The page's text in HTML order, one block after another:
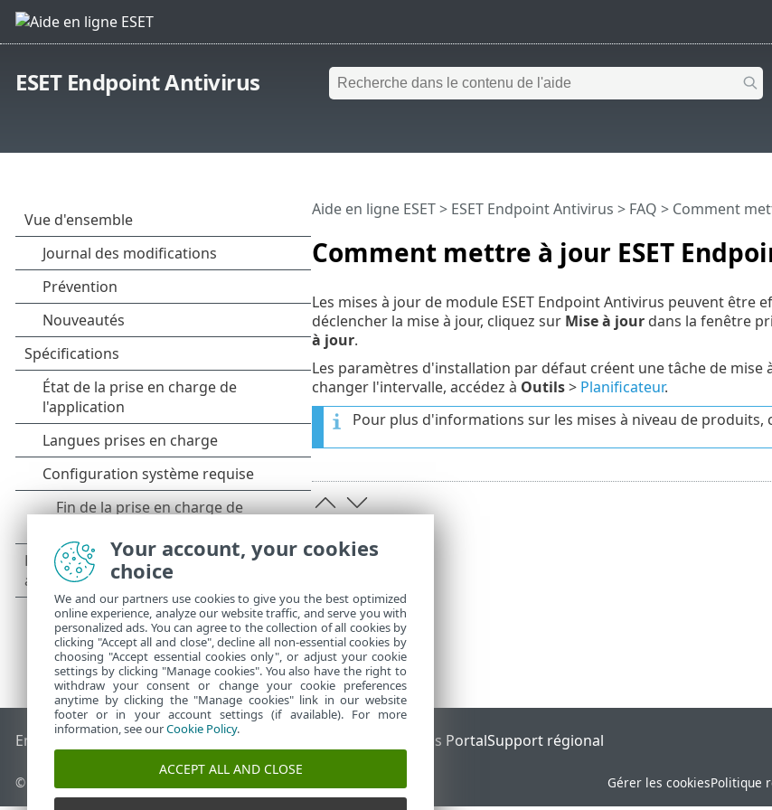
ESET Endpoint Antivirus
Comment mettre à jour ESET
Aide en ligne ESET> ESET Endpoint Antivirus > FAQ > Comment
Les mises à jour de module ESET Endpoint Antivirus peuvent
déclencher la mise à jour, cliquez sur Mise à jourdans la fenêtre
à jour.
Les paramètres d'installation par défaut créent une tâche de
changer l'intervalle, accédez à Outils> Planificateur.
Pour plus d'informations sur les mises à niveau de produits,
End of Life Base de connaissances ESET ESET Status PortalSupport régional
© 1992 - 2026 ESET, spol. s r.o. - Tous droits réservés. Gérer les cookiesPolitique
Your account, your cookies
choice
We and our partners use cookies to give you the best optimized
online experience, analyze our website traffic, and serve you with
personalized ads. You can agree to the collection of all cookies by
clicking "Accept all and close", decline all non-essential cookies by
choosing "Accept essential cookies only", or adjust your cookie
settings by clicking "Manage cookies". You also have the right to
withdraw your consent or change your cookie preferences
anytime by clicking the "Manage cookies" link in our website
footer or in your account settings (if available). For more
information, see ourCookie Policy.
ACCEPT ALL AND CLOSE